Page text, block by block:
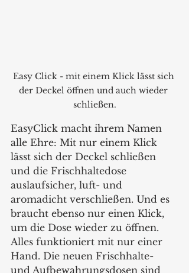
Easy Click - mit einem Klick lässt sich
der Deckel öffnen und auch wieder
schließen.
EasyClick macht ihrem Namen
alle Ehre: Mit nur einem Klick
lässt sich der Deckel schließen
und die Frischhaltedose
auslaufsicher, luft- und
aromadicht verschließen. Und es
braucht ebenso nur einen Klick,
um die Dose wieder zu öffnen.
Alles funktioniert mit nur einer
Hand. Die neuen Frischhalte-
und Aufbewahrungsdosen sind